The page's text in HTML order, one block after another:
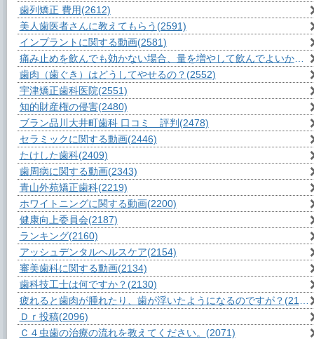
歯列矯正 費用(2612)
美人歯医者さんに教えてもらう (2591)
インプラントに関する動画(2581)
痛み止めを飲んでも効かない場合、量を増やして飲んでよいか？
歯肉（歯ぐき）はどうしてやせるの？ (2552)
宇津矯正歯科医院(2551)
知的財産権の侵害(2480)
ブラン品川大井町歯科 口コミ 評判 (2478)
セラミックに関する動画(2446)
たけした歯科(2409)
歯周病に関する動画(2343)
青山外苑矯正歯科(2219)
ホワイトニングに関する動画(2200)
健康向上委員会(2187)
ランキング(2160)
アッシュデンタルヘルスケア(2154)
審美歯科に関する動画(2134)
歯科技工士は何ですか？ (2130)
疲れると歯肉が腫れたり、歯が浮いたようになるのですが？ (2111)
Ｄｒ投稿(2096)
Ｃ４虫歯の治療の流れを教えてください。 (2071)